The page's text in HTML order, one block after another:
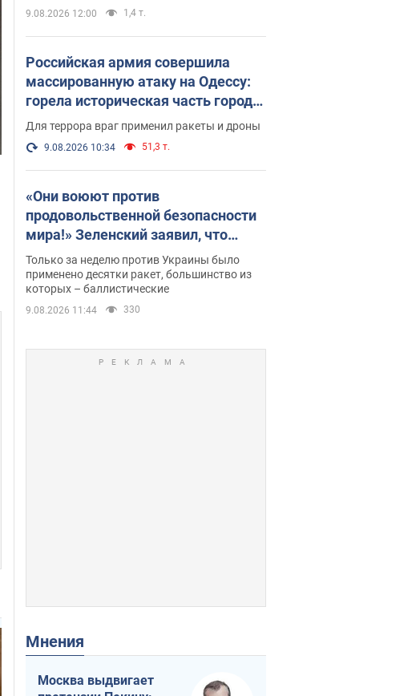
верующего"
9.08.2026 12:00 1,4 т.
Российская армия совершила
массированную атаку на Одессу:
горела историческая часть города,
есть пострадавшие. Фото и видео
Для террора враг применил ракеты и дроны
9.08.2026 10:34 51,3 т.
«Они воюют против
продовольственной безопасности
мира!» Зеленский заявил, что
российская армия вновь
обстреляла порт в Одессе
Только за неделю против Украины было
применено десятки ракет, большинство из
которых – баллистические
9.08.2026 11:44 330
Мнения
Москва выдвигает